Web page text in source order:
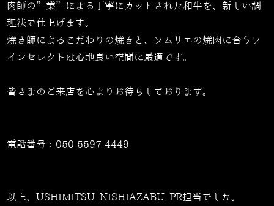
肉師の”業”による丁寧にカットされた和牛を、新しい調
理法で仕上げます。
焼き師によるこだわりの焼きと、ソムリエの焼肉に合うワ
インセレクトは心地良い空間に最適です。
皆さまのご来店を心よりお待ちしております。
電話番号： 050-5597-4449
以上、USHIMITSU NISHIAZABU PR担当でした。